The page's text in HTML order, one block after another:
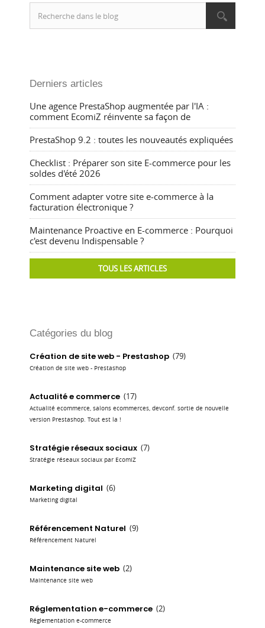
Derniers articles
Une agence PrestaShop augmentée par l'IA :
comment EcomiZ réinvente sa façon de
PrestaShop 9.2 : toutes les nouveautés expliquées
Checklist : Préparer son site E-commerce pour les
soldes d'été 2026
Comment adapter votre site e-commerce à la
facturation électronique ?
Maintenance Proactive en E-commerce : Pourquoi
c'est devenu Indispensable ?
TOUS LES ARTICLES
Catégories du blog
Création de site web - Prestashop (79)
Création de site web - Prestashop
Actualité e commerce (17)
Actualité ecommerce, salons ecommerces, devconf. sortie de nouvelle
version Prestashop. Tout est la !
Stratégie réseaux sociaux (7)
Stratégie réseaux sociaux par EcomiZ
Marketing digital (6)
Marketing digital
Référencement Naturel (9)
Référencement Naturel
Maintenance site web (2)
Maintenance site web
Réglementation e-commerce (2)
Réglementation e-commerce